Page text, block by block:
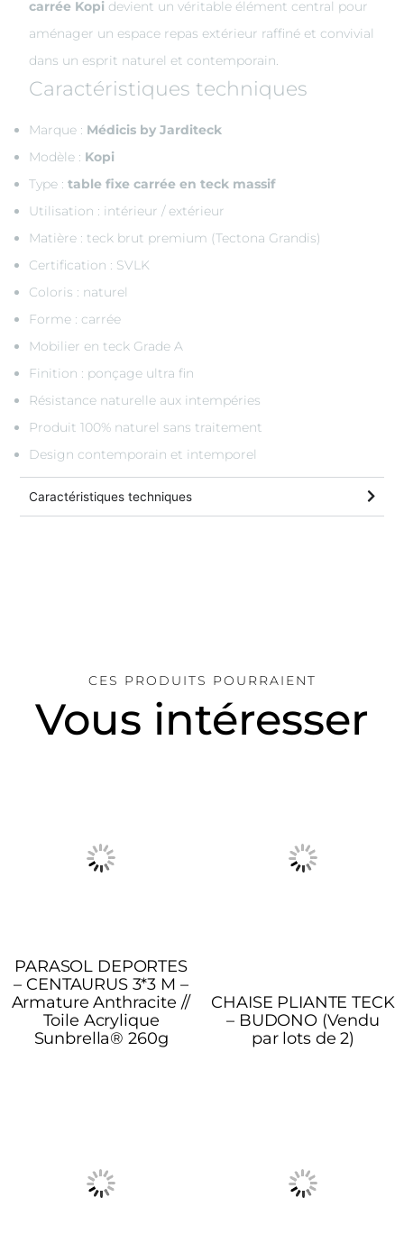
carrée Kopi devient un véritable élément central pour
aménager un espace repas extérieur raffiné et convivial
dans un esprit naturel et contemporain.
Caractéristiques techniques
Marque : Médicis by Jarditeck
Modèle : Kopi
Type :table fixe carrée en teck massif
Utilisation : intérieur / extérieur
Matière : teck brut premium (Tectona Grandis)
Certification : SVLK
Coloris : naturel
Forme : carrée
Mobilier en teck Grade A
Finition : ponçage ultra fin
Résistance naturelle aux intempéries
Produit 100% naturel sans traitement
Design contemporain et intemporel
Caractéristiques techniques
CES PRODUITS POURRAIENT
Vous intéresser
PARASOL DEPORTES
– CENTAURUS 3*3 M –
Armature Anthracite //
Toile Acrylique
Sunbrella® 260g
CHAISE PLIANTE TECK
– BUDONO (Vendu
par lots de 2)